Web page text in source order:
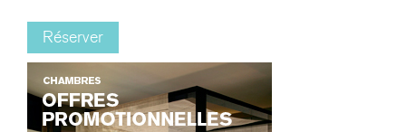
Réserver